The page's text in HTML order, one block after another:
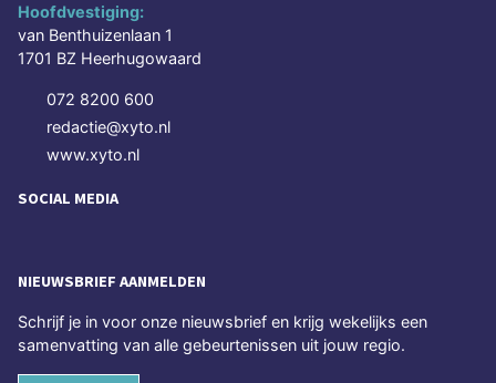
Hoofdvestiging:
van Benthuizenlaan 1
1701 BZ Heerhugowaard
072 8200 600
redactie@xyto.nl
www.xyto.nl
SOCIAL MEDIA
NIEUWSBRIEF AANMELDEN
Schrijf je in voor onze nieuwsbrief en krijg wekelijks een
samenvatting van alle gebeurtenissen uit jouw regio.